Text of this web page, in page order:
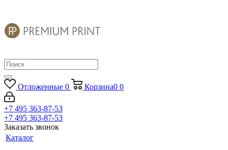
Отложенные 0 Корзина0 0
+7 495 363-87-53
+7 495 363-87-53
Заказать звонок
Каталог